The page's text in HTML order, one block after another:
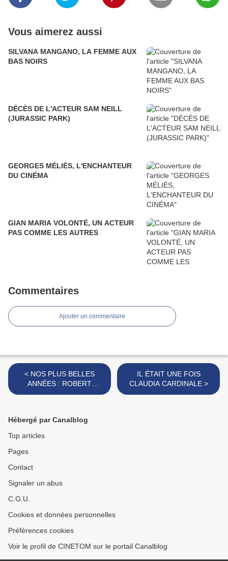
Vous aimerez aussi
SILVANA MANGANO, LA FEMME AUX
BAS NOIRS
DÉCÈS DE L'ACTEUR SAM NEILL
(JURASSIC PARK)
GEORGES MÉLIÈS, L'ENCHANTEUR
DU CINÉMA
GIAN MARIA VOLONTÉ, UN ACTEUR
PAS COMME LES AUTRES
Commentaires
Ajouter un commentaire
< NOS PLUS BELLES
ANNÉES : ROBERT
REDFORD
IL ÉTAIT UNE FOIS
CLAUDIA CARDINALE >
Hébergé par Canalblog
Top articles
Pages
Contact
Signaler un abus
C.G.U.
Cookies et données personnelles
Préférences cookies
Voir le profil de CINETOM sur le portail Canalblog